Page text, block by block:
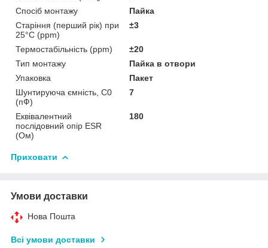
Спосіб монтажу
Пайка
Старіння (перший рік) при
25°C (ppm)
±3
Термостабільність (ppm)
±20
Тип монтажу
Пайка в отвори
Упаковка
Пакет
Шунтируюча ємність, С0
(пФ)
7
Еквівалентний
послідовний опір ESR
(Ом)
180
Приховати
Умови доставки
Нова Пошта
Всі умови доставки